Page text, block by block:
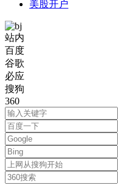
美股开户
站内
百度
谷歌
必应
搜狗
360